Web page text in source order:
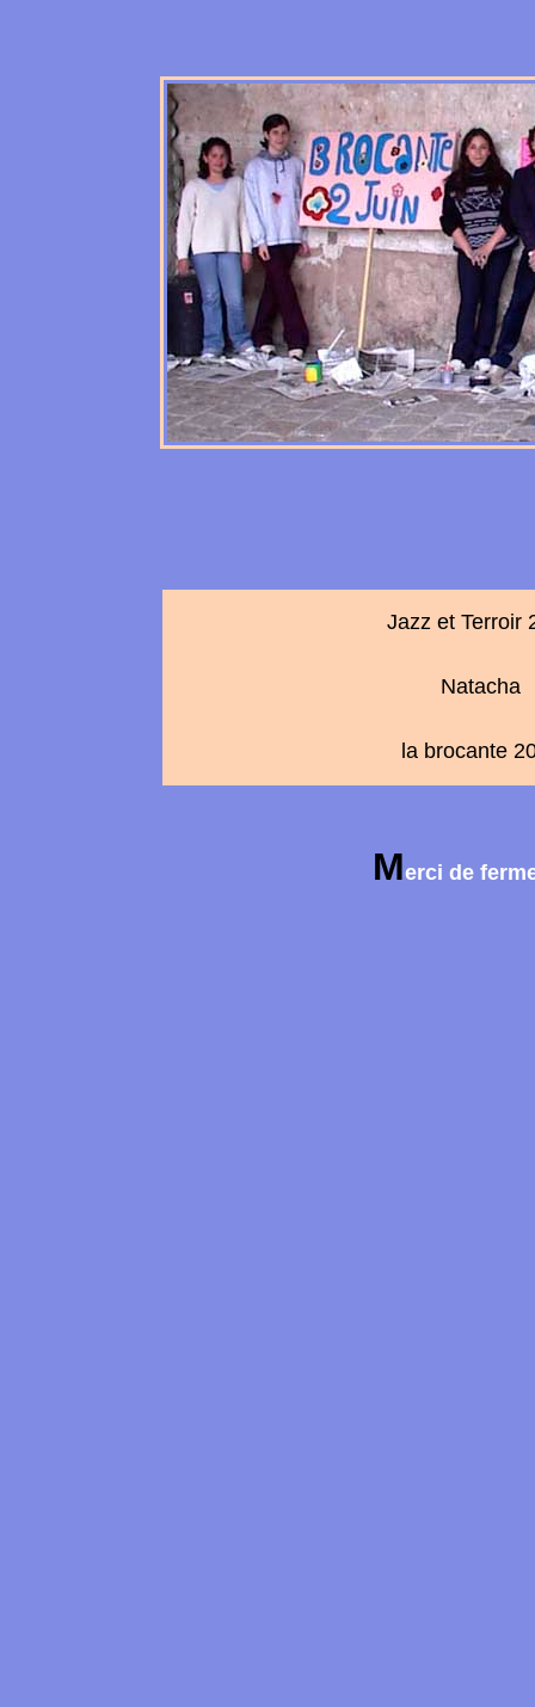
Jazz et Terroir
Natacha
la brocante
Merci de